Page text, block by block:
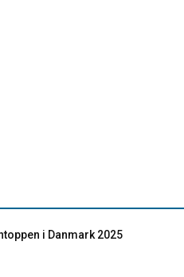
i Danmark 2025